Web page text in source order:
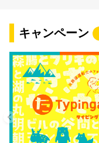
文字種類
価格帯
〜
リセット
キャンペーン